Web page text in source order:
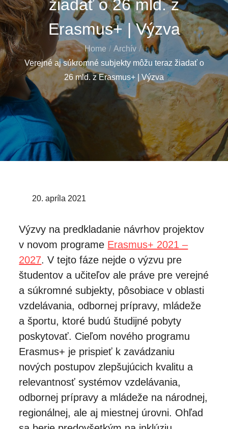
žiadať o 26 mld. z
Erasmus+ | Výzva
Home
Archív
Verejné aj súkromné subjekty môžu teraz žiadať o
26 mld. z Erasmus+ | Výzva
Posted20. apríla 2021
Výzvy na predkladanie návrhov projektov
v novom programe Erasmus+ 2021 –
2027. V tejto fáze nejde o výzvu pre
študentov a učiteľov ale práve pre verejné
a súkromné subjekty, pôsobiace v oblasti
vzdelávania, odbornej prípravy, mládeže
a športu, ktoré budú študijné pobyty
poskytovať. Cieľom nového programu
Erasmus+ je prispieť k zavádzaniu
nových postupov zlepšujúcich kvalitu a
relevantnosť systémov vzdelávania,
odbornej prípravy a mládeže na národnej,
regionálnej, ale aj miestnej úrovni. Ohľad